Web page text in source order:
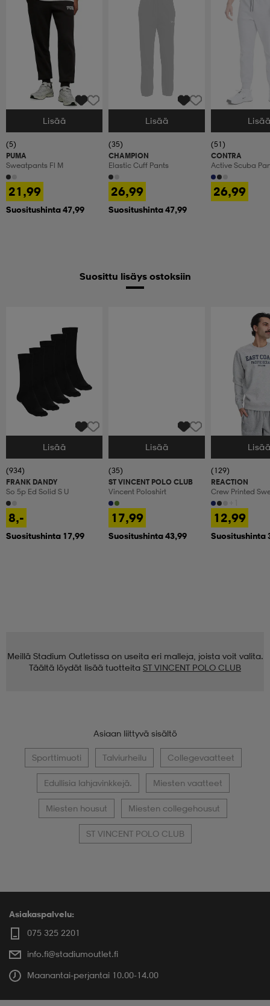
Valitse Koko
Lisää
(5)
PUMA
Sweatpants Fl M
21,99
Suositushinta 47,99
Valitse Koko
Lisää
(35)
CHAMPION
Elastic Cuff Pants
26,99
Suositushinta 47,99
Valitse Koko
(51)
CONTRA
Active Scuba
26,99
Suosittu lisäys ostoksiin
Valitse Koko
Lisää
(934)
FRANK DANDY
So 5p Ed Solid S U
8,-
Suositushinta 17,99
Valitse Koko
Lisää
(35)
ST VINCENT POLO CLUB
Vincent Poloshirt
17,99
Suositushinta 43,99
Valitse Koko
(129)
REACTION
Crew Printed
12,99
Suositushinta
Meillä Stadium Outletissa on useita eri malleja, joista voit valita.
Täältä löydät lisää tuotteita ST VINCENT POLO CLUB
Asiaan liittyvä sisältö
Sporttimuoti Talviurheilu Collegevaatteet
Edullisia lahjavinkkejä. Miesten vaatteet
Miesten housut Miesten collegehousut
ST VINCENT POLO CLUB
Asiakaspalvelu:
075 325 2201
info.fi@stadiumoutlet.fi
Maanantai-perjantai 10.00-14.00